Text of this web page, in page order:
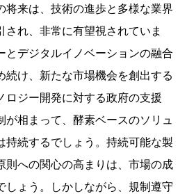
将来は、技術の進歩と多様な業界
され、非常に有望視されていま
とデジタルイノベーションの融合
続け、新たな市場機会を創出する
ロジー開発に対する政府の支援
が相まって、酵素ベースのソリュ
持続するでしょう。持続可能な製
則への関心の高まりは、市場の成
しょう。しかしながら、規制遵守